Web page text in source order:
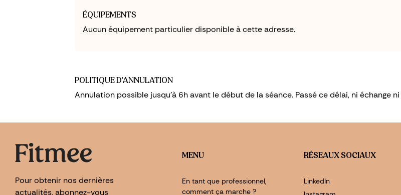
ÉQUIPEMENTS
Aucun équipement particulier disponible à cette adresse.
POLITIQUE D'ANNULATION
Annulation possible jusqu'à 6h avant le début de la séance. Passé ce délai, ni échange
Pour obtenir nos dernières
actualités, abonnez-vous
MENU
En tant que professionnel,
comment ça marche ?
RÉSEAUX SOCIAUX
LinkedIn